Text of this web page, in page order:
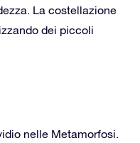
La costellazione
dei piccoli
nelle Metamorfosi.